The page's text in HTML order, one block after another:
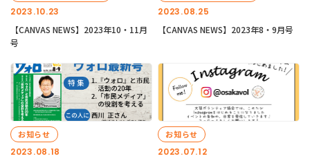
2023.10.23
【CANVAS NEWS】2023年10・11月
号
2023.08.25
【CANVAS NEWS】2023年8・9月号
2023.08.18
お知らせ
2023.07.12
お知らせ